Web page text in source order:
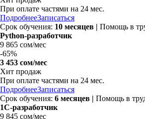
При оплате частями на 24 мес.
ПодробнееЗаписаться
Срок обучения: 10 месяцев | Помощь в
Python-разработчик
9 865 сом/мес
-65%
3 453 сом/мес
Хит продаж
При оплате частями на 24 мес.
ПодробнееЗаписаться
Срок обучения: 6 месяцев | Помощь в
1С-разработчик
9 845 сом/мес